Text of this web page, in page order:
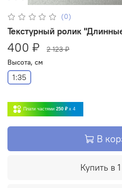
(0)
Текстурный ролик
400 ₽
2 123 ₽
Высота, см
1:35
Плати частями 250 ₽ x 4
В
Купить в